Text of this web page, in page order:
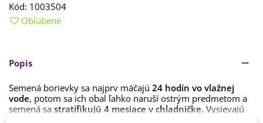
Kód: 1003504
Obľúbené
Popis
Semená borievky sa najprv máčajú 24 hodín vo vlažnej
vode, potom sa ich obal ľahko naruší ostrým predmetom a
semená sa stratifikujú 4 mesiace v chladničke. Vysievajú